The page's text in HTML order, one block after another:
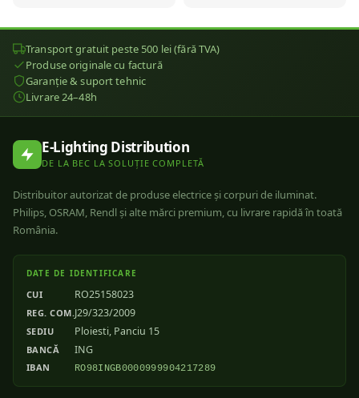
Transport gratuit peste 500 lei (fără TVA)
Produse originale cu factură
Garanție & suport tehnic
Livrare 24–48h
E-Lighting Distribution
DE LA BEC LA SOLUȚIE COMPLETĂ
Distribuitor autorizat de produse electrice și corpuri de iluminat.
Philips, OSRAM, Rendl și alte mărci premium, cu livrare rapidă în toată
România.
DATE DE IDENTIFICARE
CUI RO25158023
REG. COM.J29/323/2009
SEDIU Ploiesti, Panciu 15
BANCĂ ING
IBAN RO98INGB0000999904217289